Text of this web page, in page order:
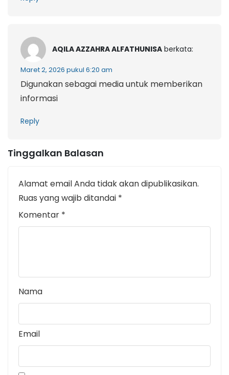
AQILA AZZAHRA ALFATHUNISA berkata:
Maret 2, 2026 pukul 6:20 am
Digunakan sebagai media untuk memberikan
informasi
Reply
Tinggalkan Balasan
Alamat email Anda tidak akan dipublikasikan.
Ruas yang wajib ditandai *
Komentar *
Nama
Email